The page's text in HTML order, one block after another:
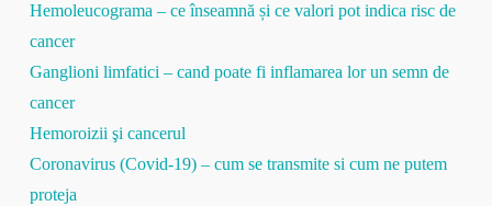
Hemoleucograma – ce înseamnă și ce valori pot indica risc de
cancer
Ganglioni limfatici – cand poate fi inflamarea lor un semn de
cancer
Hemoroizii şi cancerul
Coronavirus (Covid-19) – cum se transmite si cum ne putem
proteja